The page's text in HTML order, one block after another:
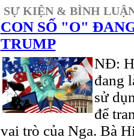
SỰ KIỆN & BÌNH
CON SỐ "O"
TRUMP
NĐ:
đang
sử
để
vai trò của Nga. Bà